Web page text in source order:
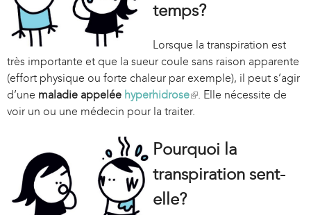
temps?
Lorsque la transpiration est
très importante et que la sueur coule sans raison apparente
(effort physique ou forte chaleur par exemple), il peut s’agir
d’une maladie appelée hyperhidrose(
l
n
k
i
. Elle nécessite de
voir un ou une médecin pour la traiter.
Pourquoi la
transpiration sent-
elle?